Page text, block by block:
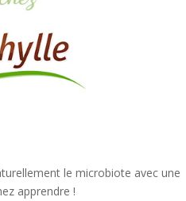
le microbiote avec une
apprendre !